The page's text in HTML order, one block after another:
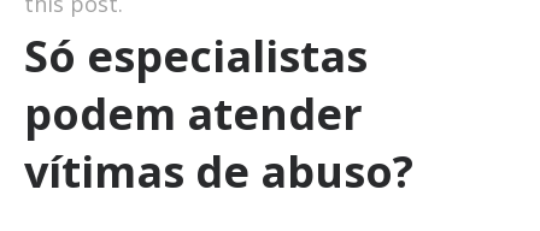
Só especialistas
podem atender
vítimas de abuso?